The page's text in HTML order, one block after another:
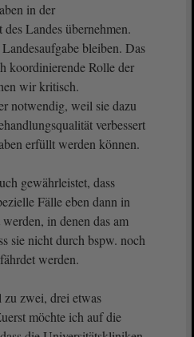
in der
Landes übernehmen.
bleiben. Das
koordinierende Rolle der
wir kritisch.
notwendig, weil sie dazu
verbessert
erfüllt werden können.
gewährleistet, dass
Fälle eben dann in
in denen das am
sie nicht durch bspw. noch
werden.
zwei, drei etwas
möchte ich auf die